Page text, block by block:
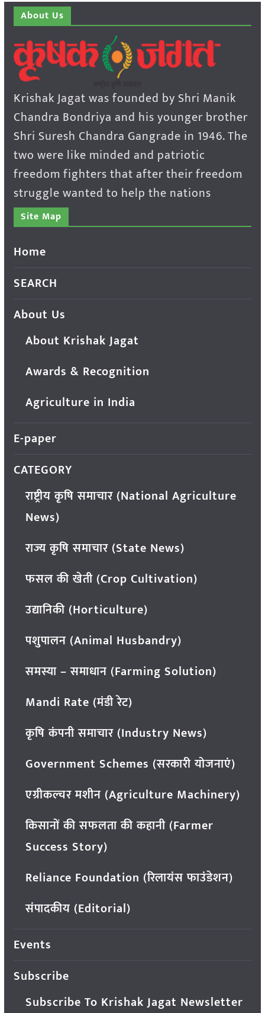
About Us
Krishak Jagat was founded by Shri Manik
Chandra Bondriya and his younger brother
Shri Suresh Chandra Gangrade in 1946. The
two were like minded and patriotic
freedom fighters that after their freedom
struggle wanted to help the nations
Site Map
Home
SEARCH
About Us
About Krishak Jagat
Awards & Recognition
Agriculture in India
E-paper
CATEGORY
राष्ट्रीय कृषि समाचार (National Agriculture
News)
राज्य कृषि समाचार (State News)
फसल की खेती (Crop Cultivation)
उद्यानिकी (Horticulture)
पशुपालन (Animal Husbandry)
समस्या – समाधान (Farming Solution)
Mandi Rate (मंडी रेट)
कृषि कंपनी समाचार (Industry News)
Government Schemes (सरकारी योजनाएं)
एग्रीकल्चर मशीन (Agriculture Machinery)
किसानों की सफलता की कहानी (Farmer
Success Story)
Reliance Foundation (रिलायंस फाउंडेशन)
संपादकीय (Editorial)
Events
Subscribe
Subscribe To Krishak Jagat Newsletter